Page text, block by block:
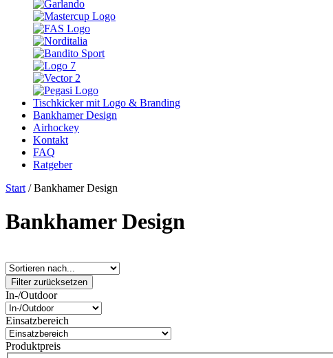
Tischkicker mit Logo & Branding
Bankhamer Design
Airhockey
Kontakt
FAQ
Ratgeber
Start / Bankhamer Design
Bankhamer Design
Filter zurücksetzen
In-/Outdoor
Einsatzbereich
Produktpreis